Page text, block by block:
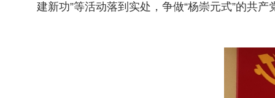
建新功”等活动落到实处，争做“杨崇元式”的共产